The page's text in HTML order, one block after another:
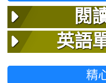
閱
英語
精